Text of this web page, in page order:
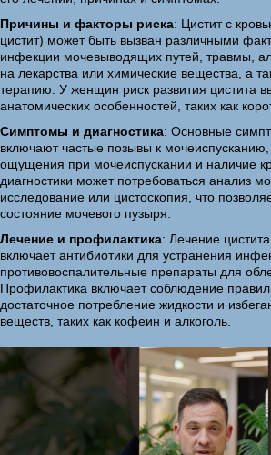
Причины и факторы риска: Цистит с
цистит) может быть вызван различными
инфекции мочевыводящих путей, травмы,
на лекарства или химические вещества, а
терапию. У женщин риск развития цистита
анатомических особенностей, таких как
Симптомы и диагностика: Основные
включают частые позывы к
ощущения при мочеиспускании и наличие
диагностики может потребоваться анализ
исследование или цистоскопия, что
состояние мочевого пузыря.
Лечение и профилактика: Лечение
включает антибиотики для устранения
противовоспалительные препараты для
Профилактика включает соблюдение правил
достаточное потребление жидкости и
веществ, таких как кофеин и алкоголь.